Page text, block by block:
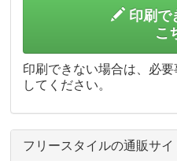
印刷で
こ
印刷できない場合は、必
してください。
フリースタイルの通販サイ